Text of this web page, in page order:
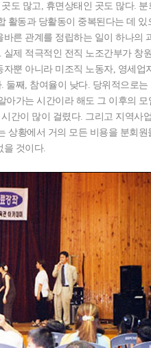
도 많고, 휴면상태인 곳도 많다.
활동과 당활동이 중복된다는 데
른 관계를 정립하는 일이 하나의
제 적극적인 전직 노조간부가 창
뿐 아니라 미조직 노동자, 영세
둘째, 참여율이 낮다. 당위적으로
아가는 시간이라 해도 그 이후의
간이 많이 걸렸다. 그리고 지역사
상황에서 거의 모든 비용을 분회
을 것이다.